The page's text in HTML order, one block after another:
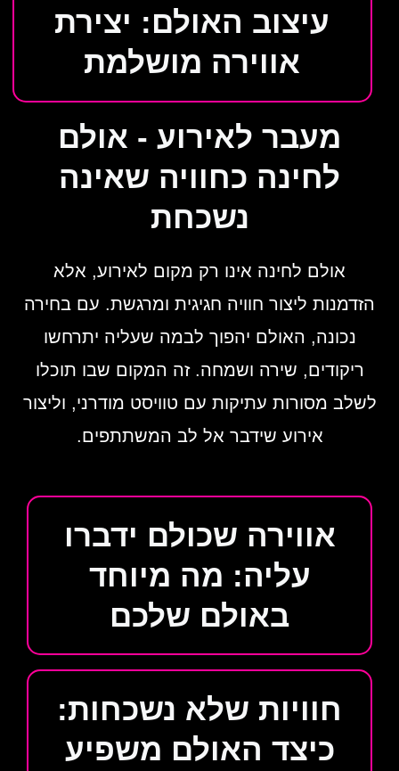
עיצוב האולם: יצירת
אווירה מושלמת
מעבר לאירוע - אולם
לחינה כחוויה שאינה
נשכחת
אולם לחינה אינו רק מקום לאירוע, אלא
הזדמנות ליצור חוויה חגיגית ומרגשת. עם בחירה
נכונה, האולם יהפוך לבמה שעליה יתרחשו
ריקודים, שירה ושמחה. זה המקום שבו תוכלו
לשלב מסורות עתיקות עם טוויסט מודרני, וליצור
אירוע שידבר אל לב המשתתפים.
אווירה שכולם ידברו
עליה: מה מיוחד
באולם שלכם
חוויות שלא נשכחות:
כיצד האולם משפיע